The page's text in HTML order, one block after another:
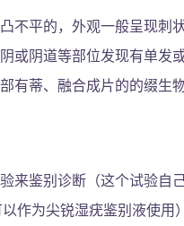
不平的，外观一般呈现刺
或阴道等部位发现有单发
有蒂、融合成片的的缀生
来鉴别诊断（这个试验自
作为尖锐湿疣鉴别液使